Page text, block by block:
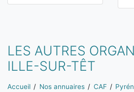
LES AUTRES
ILLE-SUR-TÊT
Vous êtes ici:
Accueil Nos annuaires CAF